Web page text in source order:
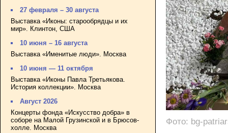
27 февраля – 30 августа
Выставка «Иконы: старообрядцы и их
мир». Клинтон, США
10 июня – 16 августа
Выставка «Именитые люди». Москва
10 июня — 11 октября
Выставка «Иконы Павла Третьякова.
История коллекции». Москва
Август 2026
Концерты фонда «Искусство добра» в
соборе на Малой Грузинской и в Брюсов-
холле. Москва
Фото: bg-